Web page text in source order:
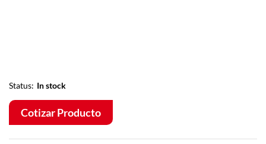
Status: In stock
Cotizar Producto